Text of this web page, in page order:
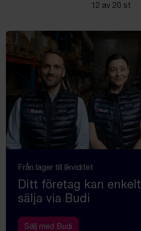
12 av 20 st
Från lager till likviditet
Ditt företag kan enkelt
sälja via Budi
Sälj med Budi